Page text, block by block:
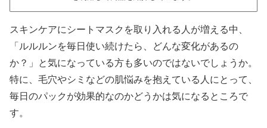
スキンケアにシートマスクを取り入れる人が増える中、
「ルルルンを毎日使い続けたら、どんな変化があるの
か？」と気になっている方も多いのではないでしょうか。
特に、毛穴やシミなどの肌悩みを抱えている人にとって、
毎日のパックが効果的なのかどうかは気になるところで
す。